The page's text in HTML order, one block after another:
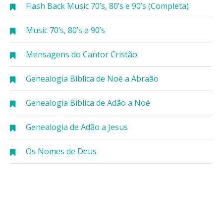
Flash Back Music 70’s, 80’s e 90’s (Completa)
Music 70’s, 80’s e 90’s
Mensagens do Cantor Cristão
Genealogia Bíblica de Noé a Abraão
Genealogia Bíblica de Adão a Noé
Genealogia de Adão a Jesus
Os Nomes de Deus